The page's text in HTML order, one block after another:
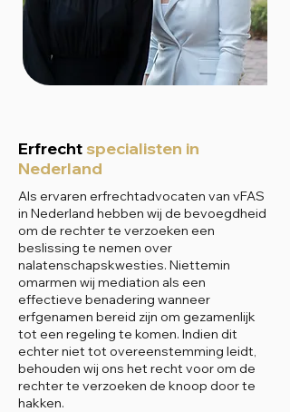
Erfrecht specialisten in
Nederland
Als ervaren erfrechtadvocaten van vFAS
in Nederland hebben wij de bevoegdheid
om de rechter te verzoeken een
beslissing te nemen over
nalatenschapskwesties. Niettemin
omarmen wij mediation als een
effectieve benadering wanneer
erfgenamen bereid zijn om gezamenlijk
tot een regeling te komen. Indien dit
echter niet tot overeenstemming leidt,
behouden wij ons het recht voor om de
rechter te verzoeken de knoop door te
hakken.